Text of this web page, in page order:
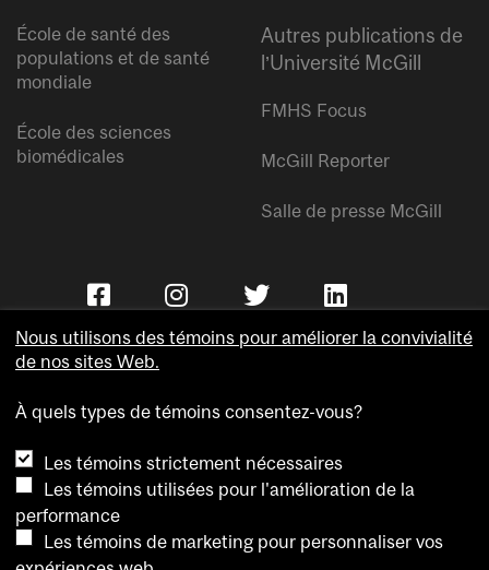
École de santé des
populations et de santé
mondiale
École des sciences
biomédicales
Autres publications de
l’Université McGill
FMHS Focus
McGill Reporter
Salle de presse McGill
Accessibilité
Confidentialité
Avis sur les témoins
Nous utilisons des témoins pour améliorer la convivialité
de nos sites Web.
À quels types de témoins consentez-vous?
Les témoins strictement nécessaires
Les témoins utilisées pour l'amélioration de la
performance
Les témoins de marketing pour personnaliser vos